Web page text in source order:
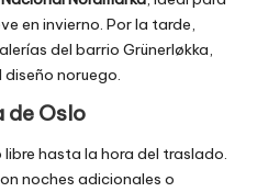
en invierno. Por la tarde,
del barrio Grünerløkka,
noruego.
de Oslo
hasta la hora del traslado.
noches adicionales o